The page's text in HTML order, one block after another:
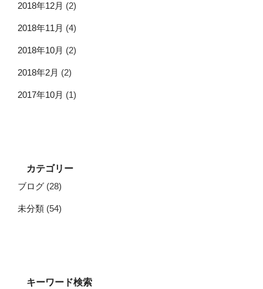
2018年12月 (2)
2018年11月 (4)
2018年10月 (2)
2018年2月 (2)
2017年10月 (1)
カテゴリー
ブログ (28)
未分類 (54)
キーワード検索